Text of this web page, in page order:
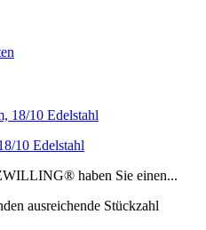
10 Edelstahl
haben Sie einen...
ausreichende Stückzahl